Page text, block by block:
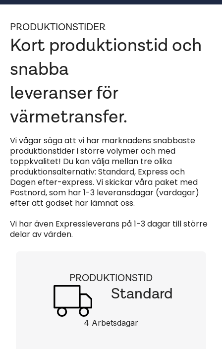
PRODUKTIONSTIDER
Kort produktionstid och
snabba
leveranser för
värmetransfer.
Vi vågar säga att vi har marknadens snabbaste
produktionstider i större volymer och med
toppkvalitet! Du kan välja mellan tre olika
produktionsalternativ: Standard, Express och
Dagen efter-express. Vi skickar våra paket med
Postnord, som har 1-3 leveransdagar (vardagar)
efter att godset har lämnat oss.
Vi har även Expressleverans på 1-3 dagar till större
delar av värden.
PRODUKTIONSTID
Standard
4 Arbetsdagar